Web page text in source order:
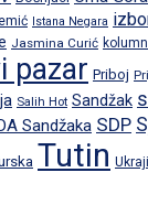
Istana Negara
Jasmina Curić
pazar Priboj
Salih Hot Sandžak
Sandžaka SDP
Tutin